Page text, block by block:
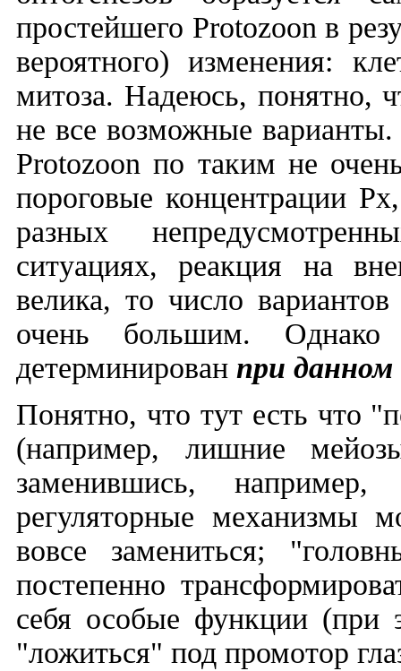
простейшего Protozoonв
вероятного) изменения:
митоза. Надеюсь, понятно,
не все возможные
Protozoonпо таким не
пороговые концентрации
разных
ситуациях, реакция на
велика, то число
очень большим.
детерминирован при данном
Понятно, что тут есть что
(например, лишние
заменившись,
регуляторные механизмы
вовсе замениться;
постепенно
себя особые функции (при
"ложиться" под промотор